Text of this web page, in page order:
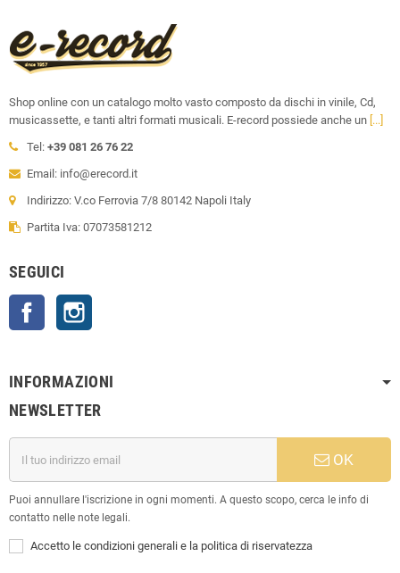
Shop online con un catalogo molto vasto composto da dischi in vinile, Cd,
musicassette, e tanti altri formati musicali. E-record possiede anche un [...]
Tel: +39 081 26 76 22
Email: info@erecord.it
Indirizzo: V.co Ferrovia 7/8 80142 Napoli Italy
Partita Iva: 07073581212
SEGUICI
Facebook
INFORMAZIONI
NEWSLETTER
OK
Puoi annullare l'iscrizione in ogni momenti. A questo scopo, cerca le info di
contatto nelle note legali.
Accetto le condizioni generali e la politica di riservatezza